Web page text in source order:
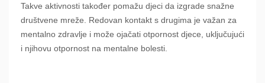
Takve aktivnosti također pomažu djeci da izgrade snažne
društvene mreže. Redovan kontakt s drugima je važan za
mentalno zdravlje i može ojačati otpornost djece, uključujući
i njihovu otpornost na mentalne bolesti.